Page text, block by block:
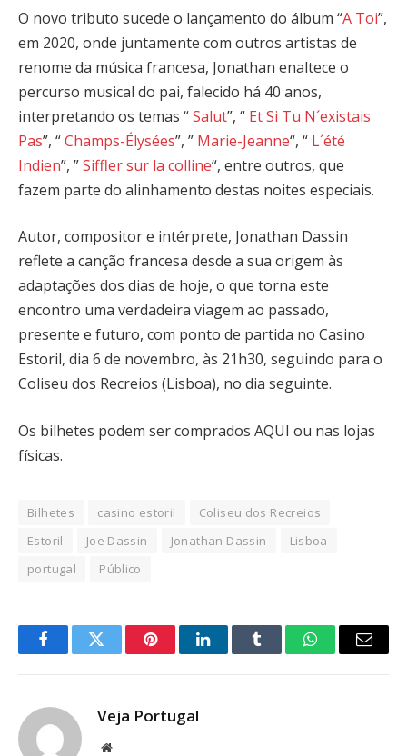
O novo tributo sucede o lançamento do álbum “A Toi”,
em 2020, onde juntamente com outros artistas de
renome da música francesa, Jonathan enaltece o
percurso musical do pai, falecido há 40 anos,
interpretando os temas “Salut”, “ Et Si Tu N´existais
Pas”, “Champs-Élysées”, ” Marie-Jeanne“, “ L´été
Indien”, ”Siffler sur la colline“, entre outros, que
fazem parte do alinhamento destas noites especiais.
Autor, compositor e intérprete, Jonathan Dassin
reflete a canção francesa desde a sua origem às
adaptações dos dias de hoje, o que torna este
encontro uma verdadeira viagem ao passado,
presente e futuro, com ponto de partida no Casino
Estoril, dia 6 de novembro, às 21h30, seguindo para o
Coliseu dos Recreios (Lisboa), no dia seguinte.
Os bilhetes podem ser comprados AQUI ou nas lojas
físicas.
Bilhetes casino estoril
Coliseu dos Recreios
Estoril
Joe Dassin Jonathan Dassin
Lisboa
portugal
Público
FacebookTwitter PinterestLinkedInTumblr WhatsAppEmail
Veja Portugal
Website